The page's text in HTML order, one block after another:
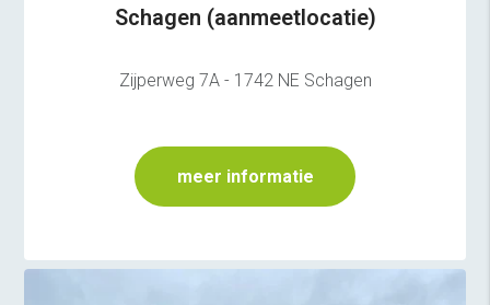
Schagen (aanmeetlocatie)
Zijperweg 7A - 1742 NE Schagen
meer informatie